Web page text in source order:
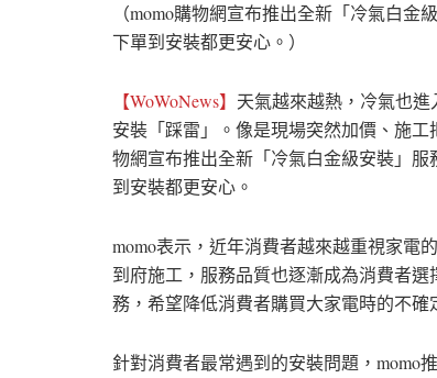
（momo購物網宣布推出全新「冷氣白
下單到安裝都更安心。）
【WoWoNews】 天氣越來越熱，冷氣也
安裝「踩雷」。像是現場突然加價、施
物網宣布推出全新「冷氣白金級安裝」
到安裝都更安心。
momo表示，近年消費者越來越重視家電
到府施工，服務品質也逐漸成為消費者
務，希望降低消費者購買大家電時的不確
針對消費者最常遇到的安裝問題，momo